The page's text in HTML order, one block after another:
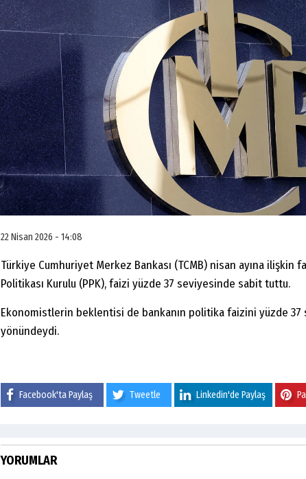
22 Nisan 2026 - 14:08
Türkiye Cumhuriyet Merkez Bankası (TCMB) nisan ayına ilişkin
Politikası Kurulu (PPK), faizi yüzde 37 seviyesinde sabit tuttu.
Ekonomistlerin beklentisi de bankanın politika faizini yüzde 37
yönündeydi.
Facebook'ta Paylaş Tweetle Linkedin'de Paylaş
YORUMLAR